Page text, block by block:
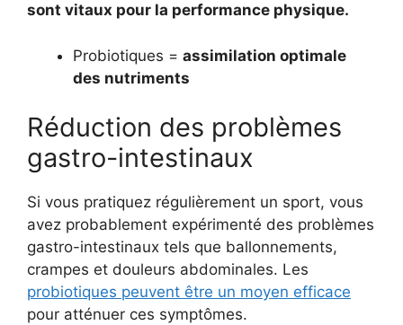
sont vitaux pour la performance physique.
Probiotiques = assimilation optimale
des nutriments
Réduction des problèmes
gastro-intestinaux
Si vous pratiquez régulièrement un sport, vous
avez probablement expérimenté des problèmes
gastro-intestinaux tels que ballonnements,
crampes et douleurs abdominales. Les
probiotiques peuvent être un moyen efficace
pour atténuer ces symptômes.